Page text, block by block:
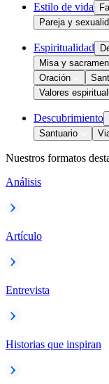
Estilo de vida
Pareja y
Espiritualidad
Misa y
Oración
Valores
Descubrimiento
Santuario
Nuestros formatos
Análisis
Artículo
Entrevista
Historias que inspiran